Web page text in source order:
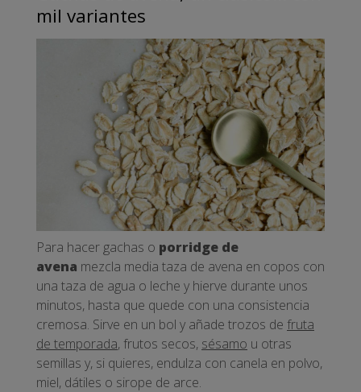
mil variantes
Para hacer gachas o porridge de
avena mezcla media taza de avena en copos con
una taza de agua o leche y hierve durante unos
minutos, hasta que quede con una consistencia
cremosa. Sirve en un bol y añade trozos de fruta
de temporada, frutos secos, sésamo u otras
semillas y, si quieres, endulza con canela en polvo,
miel, dátiles o sirope de arce.